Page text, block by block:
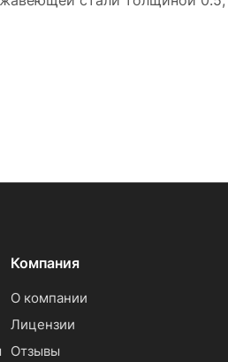
Компания
О компании
Лицензии
Отзывы